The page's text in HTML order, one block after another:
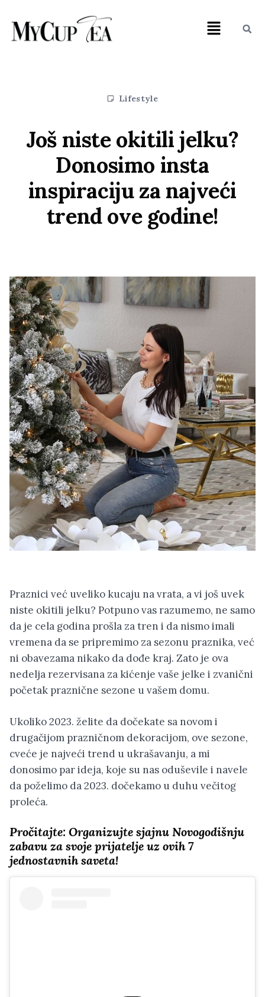
Lifestyle
Još niste okitili jelku?
Donosimo insta
inspiraciju za najveći
trend ove godine!
Praznici već uveliko kucaju na vrata, a vi još uvek
niste okitili jelku? Potpuno vas razumemo, ne samo
da je cela godina prošla za tren i da nismo imali
vremena da se pripremimo za sezonu praznika, već
ni obavezama nikako da dođe kraj. Zato je ova
nedelja rezervisana za kićenje vaše jelke i zvanični
početak praznične sezone u vašem domu.
Ukoliko 2023. želite da dočekate sa novom i
drugačijom prazničnom dekoracijom, ove sezone,
cveće je najveći trend u ukrašavanju, a mi
donosimo par ideja, koje su nas oduševile i navele
da poželimo da 2023. dočekamo u duhu večitog
proleća.
Pročitajte: Organizujte sjajnu Novogodišnju
zabavu za svoje prijatelje uz ovih 7
jednostavnih saveta!